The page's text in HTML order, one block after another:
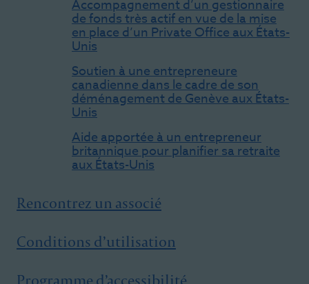
Accompagnement d’un gestionnaire
de fonds très actif en vue de la mise
en place d’un Private Office aux États-
Unis
Soutien à une entrepreneure
canadienne dans le cadre de son
déménagement de Genève aux États-
Unis
Aide apportée à un entrepreneur
britannique pour planifier sa retraite
aux États-Unis
Rencontrez un associé
Conditions d’utilisation
Programme d’accessibilité